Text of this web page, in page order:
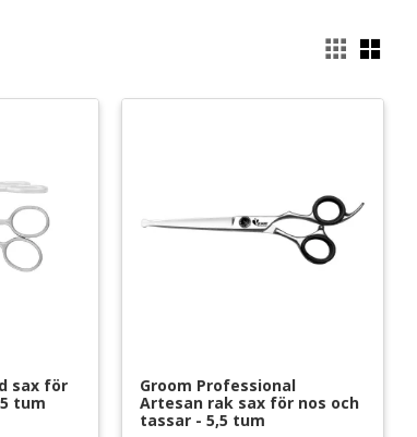
sax för
tum
Groom Professional
Artesan rak sax för nos och
tassar - 5,5 tum